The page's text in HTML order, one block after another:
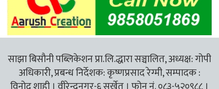
साझा बिसौनी पब्लिकेशन प्रा.लि.द्धारा सञ्चालित, अध्यक्ष: गोपी
अधिकारी, प्रबन्ध निर्देशक: कृष्णप्रसाद रेग्मी, सम्पादक :